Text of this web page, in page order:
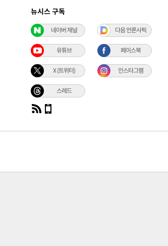
뉴시스 구독
네이버 채널 다음 언론사픽
유튜브 페이스북
X (트위터) 인스타그램
스레드